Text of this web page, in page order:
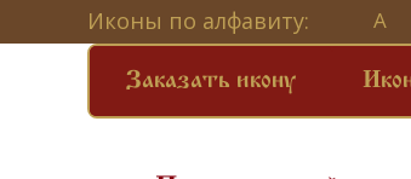
Иконы по алфавиту: А
Заказать икону